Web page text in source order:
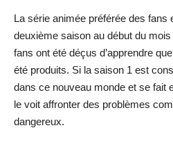
La série animée préférée des fans
deuxième saison au début du
fans ont été déçus d’apprendre
été produits. Si la saison 1 est
dans ce nouveau monde et se fait
le voit affronter des problèmes
dangereux.